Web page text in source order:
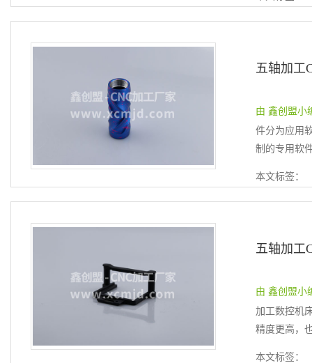
五轴加工
由 鑫创盟小
件分为应用
制的专用软
本文标签：
五轴加工
由 鑫创盟小
加工数控机
精度更高，
本文标签：